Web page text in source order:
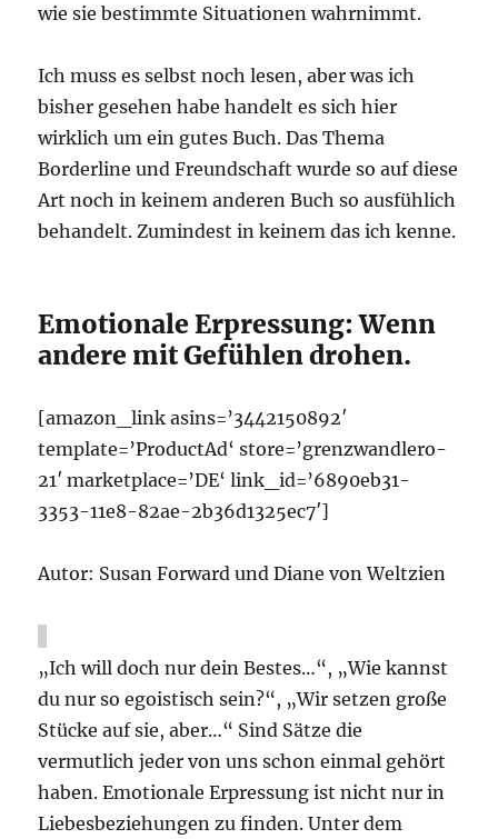
wie sie bestimmte Situationen wahrnimmt.
Ich muss es selbst noch lesen, aber was ich
bisher gesehen habe handelt es sich hier
wirklich um ein gutes Buch. Das Thema
Borderline und Freundschaft wurde so auf diese
Art noch in keinem anderen Buch so ausfühlich
behandelt. Zumindest in keinem das ich kenne.
Emotionale Erpressung: Wenn
andere mit Gefühlen drohen.
[amazon_link asins=’3442150892′
template=’ProductAd‘ store=’grenzwandlero-
21′ marketplace=’DE‘ link_id=’6890eb31-
3353-11e8-82ae-2b36d1325ec7′]
Autor: Susan Forward und Diane von Weltzien
„Ich will doch nur dein Bestes…“, „Wie kannst
du nur so egoistisch sein?“, „Wir setzen große
Stücke auf sie, aber…“ Sind Sätze die
vermutlich jeder von uns schon einmal gehört
haben. Emotionale Erpressung ist nicht nur in
Liebesbeziehungen zu finden. Unter dem